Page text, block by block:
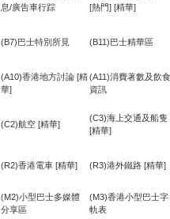
息/廣告車行踪
[熱門] [精華]
(B7)巴士特別所見 (B11)巴士精華區
(A10)香港地方討論 [精
華]
(A11)消費著數及飲食
資訊
(C2)航空 [精華]
(C3)海上交通及船隻
[精華]
(R2)香港電車 [精華] (R3)港外鐵路 [精華]
(M2)小型巴士多媒體
分享區
(M3)香港小型巴士字
軌表